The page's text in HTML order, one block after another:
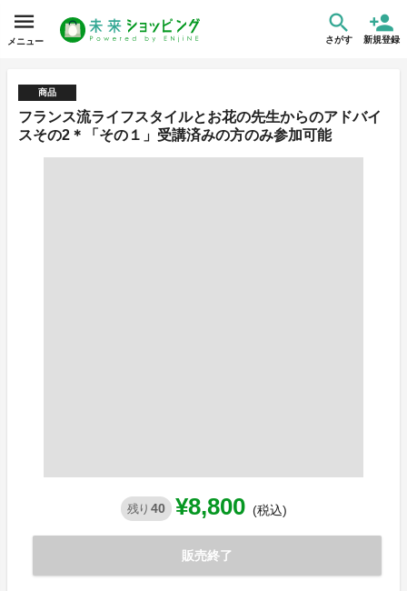
メニュー さがす 新規登録
商品
フランス流ライフスタイルとお花の先生からのアドバイ
スその2＊「その１」受講済みの方のみ参加可能
残り 40 ¥8,800 (税込)
販売終了